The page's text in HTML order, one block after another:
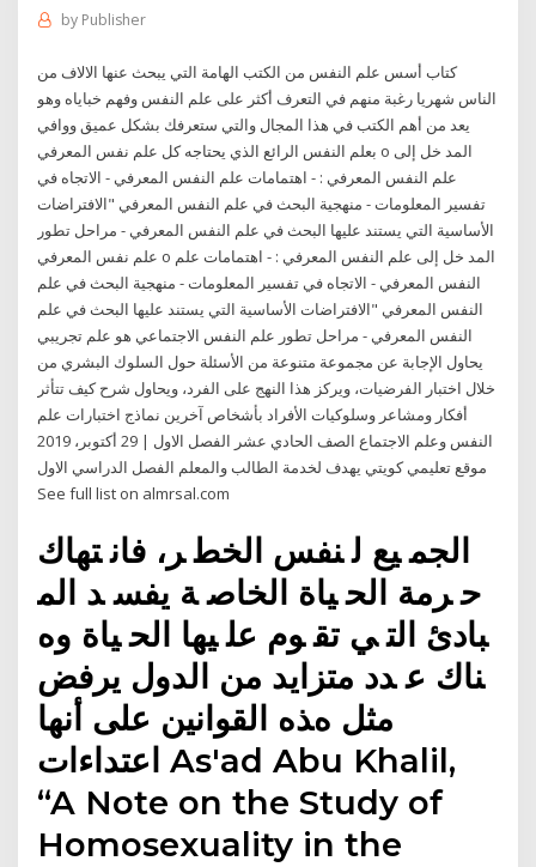
by Publisher
كتاب أسس علم النفس من الكتب الهامة التي يبحث عنها الالاف من
الناس شهريا رغبة منهم في التعرف أكثر على علم النفس وفهم خباياه وهو
يعد من أهم الكتب في هذا المجال والتي ستعرفك بشكل عميق ووافي
بعلم النفس الرائع الذي يحتاجه كل علم نفس المعرفي o المد خل إلى
علم النفس المعرفي : - اهتمامات علم النفس المعرفي - الاتجاه في
تفسير المعلومات - منهجية البحث في علم النفس المعرفي "الافتراضات
الأساسية التي يستند عليها البحث في علم النفس المعرفي - مراحل تطور
علم نفس المعرفي o المد خل إلى علم النفس المعرفي : - اهتمامات علم
النفس المعرفي - الاتجاه في تفسير المعلومات - منهجية البحث في علم
النفس المعرفي "الافتراضات الأساسية التي يستند عليها البحث في علم
النفس المعرفي - مراحل تطور علم النفس الاجتماعي هو علم تجريبي
يحاول الإجابة عن مجموعة متنوعة من الأسئلة حول السلوك البشري من
خلال اختبار الفرضيات، ويركز هذا النهج على الفرد، ويحاول شرح كيف تتأثر
أفكار ومشاعر وسلوكيات الأفراد بأشخاص آخرين نماذج اختبارات علم
النفس وعلم الاجتماع الصف الحادي عشر الفصل الاول | 29 أكتوبر، 2019
موقع تعليمي كويتي يهدف لخدمة الطالب والمعلم الفصل الدراسي الاول
See full list on almrsal.com
اﻟﺠﻤ ﻴﻊ ﻟ ﻨﻔﺲ اﻟﺨﻄ ﺮ، ﻓﺎﻧ ﺘﻬﺎك
ﺣ ﺮﻣﺔ اﻟﺤ ﻴﺎة اﻟﺨﺎﺻ ﺔ ﻳﻔﺴ ﺪ اﻟﻤ
ﺒﺎدئ اﻟﺘ ﻲ ﺗﻘ ﻮم ﻋﻠ ﻴﻬﺎ اﻟﺤ ﻴﺎة وه
ﻨﺎك ﻋ ﺪد ﻣﺘﺰاﻳﺪ ﻣﻦ اﻟﺪول ﻳﺮﻓﺾ
ﻣﺜﻞ هﺬﻩ اﻟﻘﻮاﻧﻴﻦ ﻋﻠﻰ أﻧﻬﺎ
اﻋﺘﺪاءات As'ad Abu Khalil,
“A Note on the Study of
Homosexuality in the